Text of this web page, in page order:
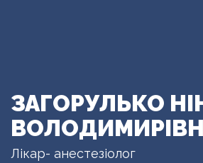
ЗАГОРУЛЬКО
Лікар- анестезіолог